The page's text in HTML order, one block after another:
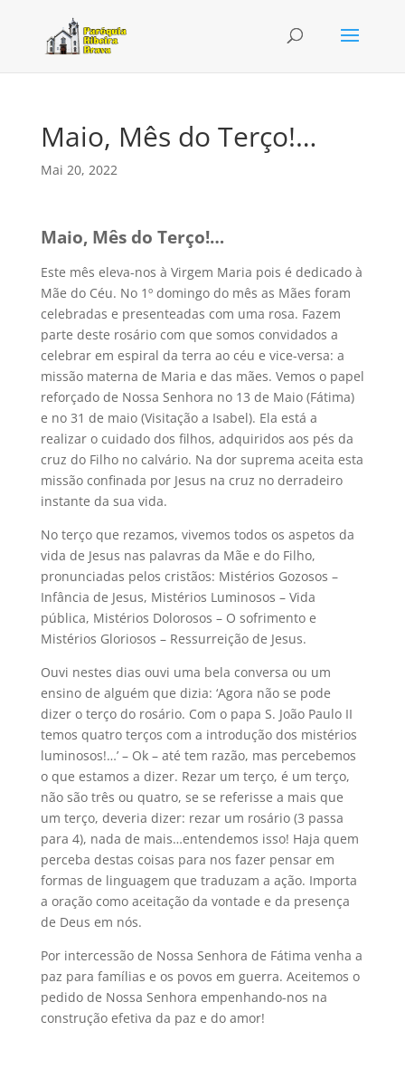
Maio, Mês do Terço!…
Mai 20, 2022
Maio, Mês do Terço!…
Este mês eleva-nos à Virgem Maria pois é dedicado à
Mãe do Céu. No 1º domingo do mês as Mães foram
celebradas e presenteadas com uma rosa. Fazem
parte deste rosário com que somos convidados a
celebrar em espiral da terra ao céu e vice-versa: a
missão materna de Maria e das mães. Vemos o papel
reforçado de Nossa Senhora no 13 de Maio (Fátima)
e no 31 de maio (Visitação a Isabel). Ela está a
realizar o cuidado dos filhos, adquiridos aos pés da
cruz do Filho no calvário. Na dor suprema aceita esta
missão confinada por Jesus na cruz no derradeiro
instante da sua vida.
No terço que rezamos, vivemos todos os aspetos da
vida de Jesus nas palavras da Mãe e do Filho,
pronunciadas pelos cristãos: Mistérios Gozosos –
Infância de Jesus, Mistérios Luminosos – Vida
pública, Mistérios Dolorosos – O sofrimento e
Mistérios Gloriosos – Ressurreição de Jesus.
Ouvi nestes dias ouvi uma bela conversa ou um
ensino de alguém que dizia: ‘Agora não se pode
dizer o terço do rosário. Com o papa S. João Paulo II
temos quatro terços com a introdução dos mistérios
luminosos!…’ – Ok – até tem razão, mas percebemos
o que estamos a dizer. Rezar um terço, é um terço,
não são três ou quatro, se se referisse a mais que
um terço, deveria dizer: rezar um rosário (3 passa
para 4), nada de mais…entendemos isso! Haja quem
perceba destas coisas para nos fazer pensar em
formas de linguagem que traduzam a ação. Importa
a oração como aceitação da vontade e da presença
de Deus em nós.
Por intercessão de Nossa Senhora de Fátima venha a
paz para famílias e os povos em guerra. Aceitemos o
pedido de Nossa Senhora empenhando-nos na
construção efetiva da paz e do amor!